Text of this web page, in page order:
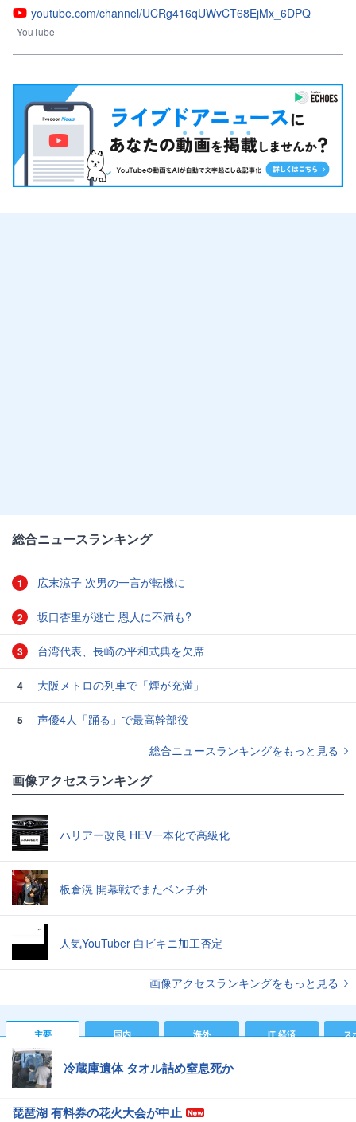
youtube.com/channel/UCRg416qUWvCT68EjMx_6DPQ
YouTube
総合ニュースランキング
1 広末涼子 次男の一言が転機に
2 坂口杏里が逃亡 恩人に不満も?
3 台湾代表、長崎の平和式典を欠席
4 大阪メトロの列車で「煙が充満」
5
声優4人「踊る」で最高幹部役
総合ニュースランキングをもっと見る
画像アクセスランキング
ハリアー改良 HEV一本化で高級化
板倉滉 開幕戦でまたベンチ外
人気YouTuber 白ビキニ加工否定
画像アクセスランキングをもっと見る
主要 国内 海外 IT 経済 ス
冷蔵庫遺体 タオル詰め窒息死か
琵琶湖 有料券の花火大会が中止